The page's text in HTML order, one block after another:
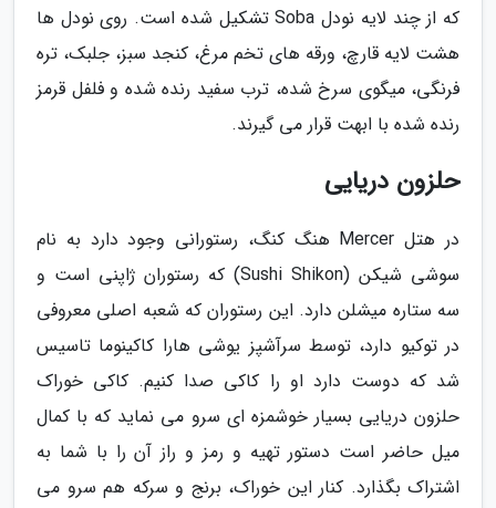
که از چند لایه نودل Soba تشکیل شده است. روی نودل ها
هشت لایه قارچ، ورقه های تخم مرغ، کنجد سبز، جلبک، تره
فرنگی، میگوی سرخ شده، ترب سفید رنده شده و فلفل قرمز
رنده شده با ابهت قرار می گیرند.
حلزون دریایی
در هتل Mercer هنگ کنگ، رستورانی وجود دارد به نام
سوشی شیکن (Sushi Shikon) که رستوران ژاپنی است و
سه ستاره میشلن دارد. این رستوران که شعبه اصلی معروفی
در توکیو دارد، توسط سرآشپز یوشی هارا کاکینوما تاسیس
شد که دوست دارد او را کاکی صدا کنیم. کاکی خوراک
حلزون دریایی بسیار خوشمزه ای سرو می نماید که با کمال
میل حاضر است دستور تهیه و رمز و راز آن را با شما به
اشتراک بگذارد. کنار این خوراک، برنج و سرکه هم سرو می